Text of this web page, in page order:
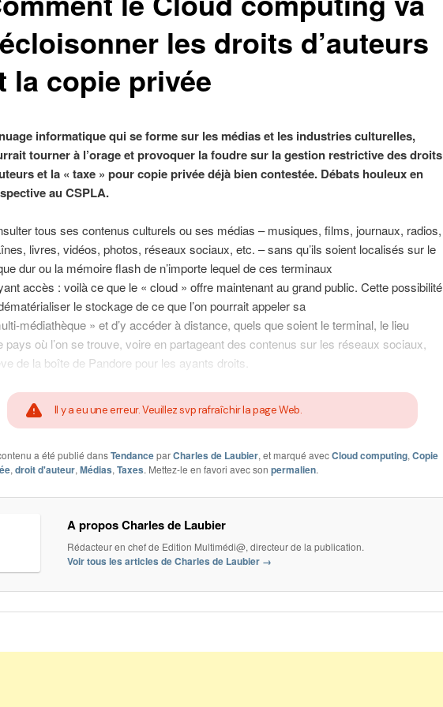
les droits d’auteurs
la copie privée
informatique qui se forme sur les médias et les industries culturelles,
tourner à l’orage et provoquer la foudre sur la gestion restrictive des droits
et la « taxe » pour copie privée déjà bien contestée. Débats houleux en
au CSPLA.
tous ses contenus culturels ou ses médias – musiques, films, journaux, radios,
livres, vidéos, photos, réseaux sociaux, etc. – sans qu’ils soient localisés sur le
dur ou la mémoire flash de n’importe lequel de ces terminaux
accès : voilà ce que le « cloud » offre maintenant au grand public. Cette possibilité
le stockage de ce que l’on pourrait appeler sa
médiathèque » et d’y accéder à distance, quels que soient le terminal, le lieu
pays où l’on se trouve, voire en partageant des contenus sur les réseaux sociaux,
de la boîte de Pandore pour les ayants droits.
Il y a eu une erreur. Veuillez svp rafraîchir la page Web.
a été publié dansTendanceparCharles de Laubier, et marqué avecCloud computing, Copie
, droit d'auteur, Médias, Taxes. Mettez-le en favori avec son permalien.
A propos Charles de Laubier
Rédacteur en chef de Edition Multimédi@, directeur de la publication.
Voir tous les articles de Charles de Laubier →